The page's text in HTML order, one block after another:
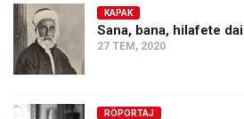
KAPAK
Sana, bana, hilafete
27 TEM, 2020
RÖPORTAJ